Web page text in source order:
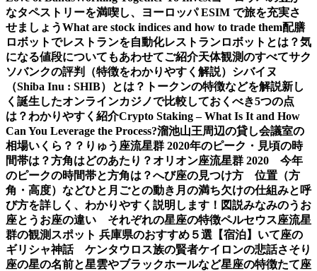
なタペストリーを満喫し、ヨーロッパ ESIM で旅を充実さ
せましょうWhat are stock indices and how to trade them配膳
ロボットでレストランを自動化レストランロボットとは？気
になる値段についてもあわせてご紹介天体観測のすべてサク
ソバンクの評判（特徴をわかりやすく解説） シバイヌ
（Shiba Inu : SHIB）とは？トークンの特徴などを解説新し
く誕生したオンラインカジノで比較しておくべき5つの点
は？わかりやすく紹介Crypto Staking – What Is It and How
Can You Leverage the Process?溜池山王周辺の貸し会議室の
相場いくら？？ りゅう座流星群 2020年のピーク・見頃の時
間帯は？方角はどのあたり？オリオン座流星群 2020 今年
のピークの時間帯と方角は？へび座の見つけ方 位置（方
角・高度）などひと月ごとの動き 月の満ち欠けの仕組みと呼
び方を詳しく、わかりやすく説明します！図説みなみのうお
座とうお座の違い それぞれの星座の特徴ペルセウス座流星
群の観測スポット 兵庫県のおすすめ５選【宿泊】 いて座の
ギリシャ神話 ケンタウロス族の賢者ケイロンの悲話さそり
座の星の名前と星雲やブラックホールなど星座の特徴たて座